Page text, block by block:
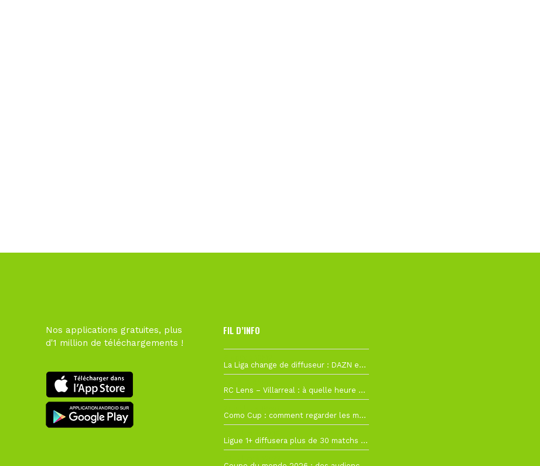
Nos applications gratuites, plus
d'1 million de téléchargements !
FIL D’INFO
La Liga change de diffuseur : DAZN et Disney+ remplacent beIN Sports !
RC Lens – Villarreal : à quelle heure et sur quelle chaîne voir la finale de la Como Cup ?
Como Cup : comment regarder les matchs du RC Lens en direct ?
Ligue 1+ diffusera plus de 30 matchs amicaux avant la reprise de la Ligue 1